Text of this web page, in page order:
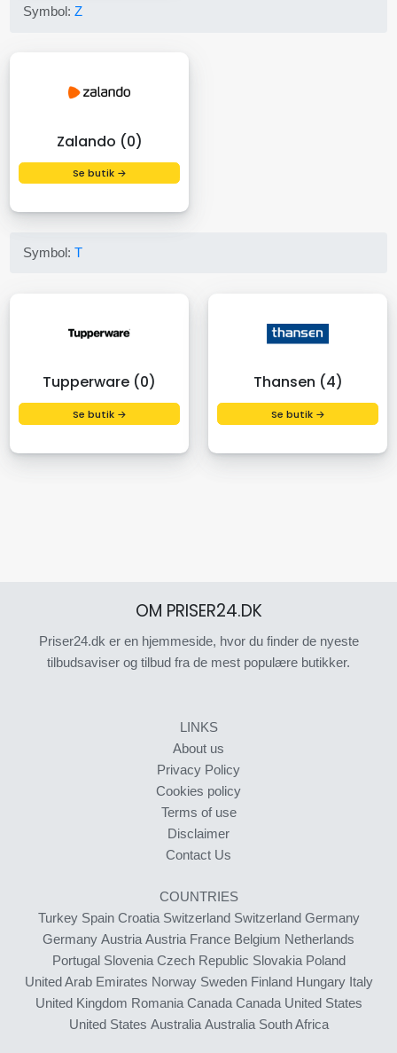
Symbol:Z
Zalando (0)
Se butik →
Symbol:T
Tupperware (0)
Se butik →
Thansen (4)
Se butik →
OM PRISER24.DK
Priser24.dk er en hjemmeside, hvor du finder de nyeste
tilbudsaviser og tilbud fra de mest populære butikker.
LINKS
About us
Privacy Policy
Cookies policy
Terms of use
Disclaimer
Contact Us
COUNTRIES
Turkey Spain Croatia Switzerland Switzerland Germany
Germany Austria Austria France Belgium Netherlands
Portugal Slovenia Czech Republic Slovakia Poland
United Arab Emirates Norway Sweden Finland Hungary Italy
United Kingdom Romania Canada Canada United States
United States Australia Australia South Africa